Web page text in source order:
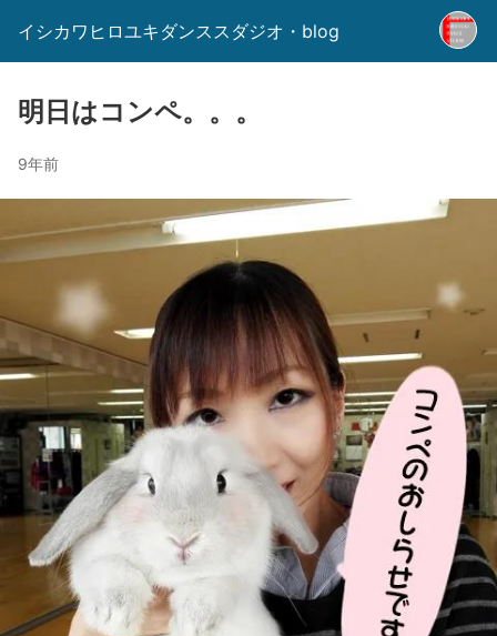
イシカワヒロユキダンススダジオ・blog
明日はコンペ。。。
9年前